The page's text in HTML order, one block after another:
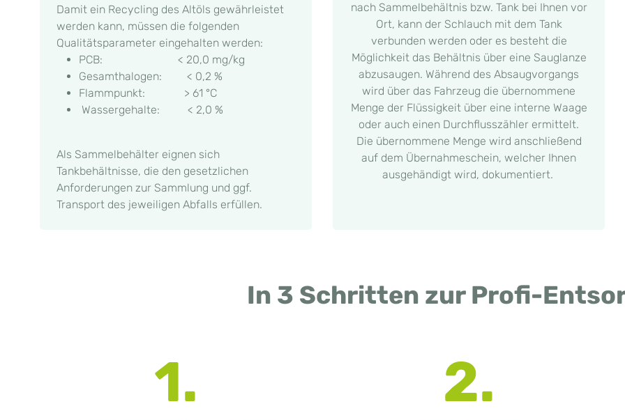
Damit ein Recycling des Altöls gewährleistet
werden kann, müssen die folgenden
Qualitätsparameter eingehalten werden:
PCB: < 20,0 mg/kg
Gesamthalogen: < 0,2 %
Flammpunkt: > 61 °C
Wassergehalte: < 2,0 %
Als Sammelbehälter eignen sich
Tankbehältnisse, die den gesetzlichen
Anforderungen zur Sammlung und ggf.
Transport des jeweiligen Abfalls erfüllen.
nach Sammelbehältnis bzw. Tank bei Ihnen vor
Ort, kann der Schlauch mit dem Tank
verbunden werden oder es besteht die
Möglichkeit das Behältnis über eine Sauglanze
abzusaugen. Während des Absaugvorgangs
wird über das Fahrzeug die übernommene
Menge der Flüssigkeit über eine interne Waage
oder auch einen Durchflusszähler ermittelt.
Die übernommene Menge wird anschließend
auf dem Übernahmeschein, welcher Ihnen
ausgehändigt wird, dokumentiert.
In 3 Schritten zur Profi-
1. 2.